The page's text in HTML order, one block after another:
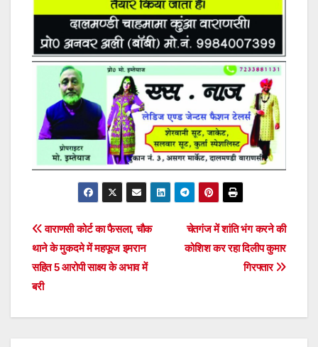
Post
navigation
चेतगंज में शांति भंग करने की
कोशिश कर रहा दिलीप कुमार
गिरफ्तार
वाराणसी कोर्ट का फैसला, चौक
थाने के मुकदमे में महफूज इमरान
सहित 5 आरोपी साक्ष्य के अभाव में
बरी